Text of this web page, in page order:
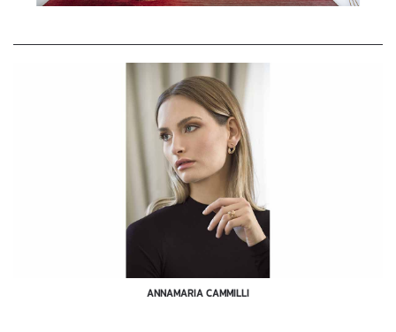
ANNAMARIA CAMMILLI